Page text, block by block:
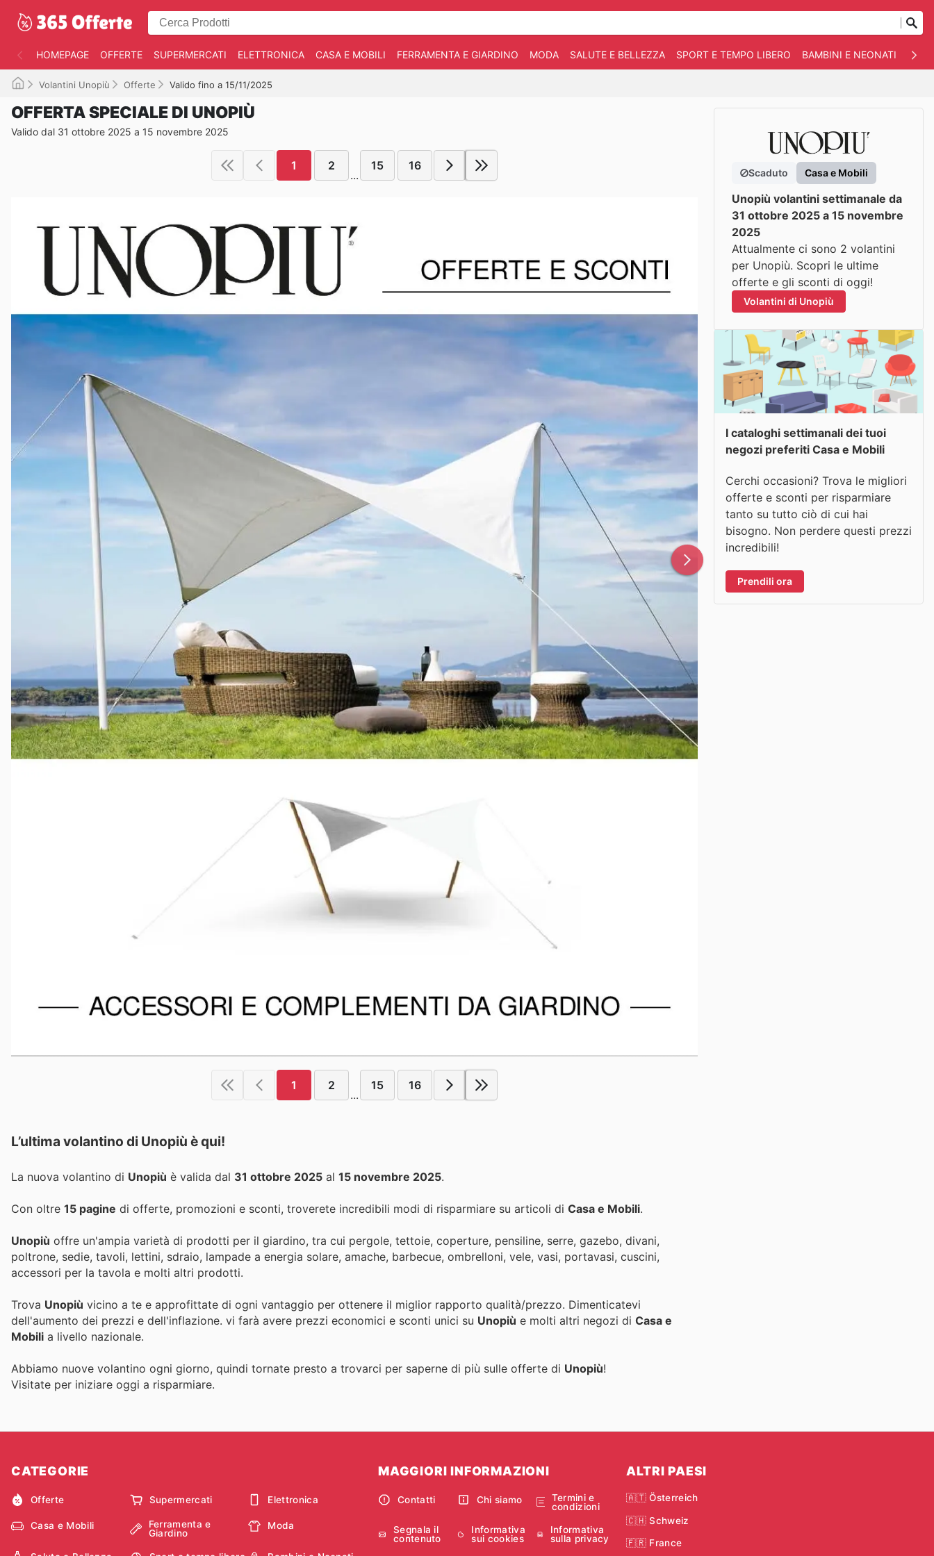
HOMEPAGE OFFERTE SUPERMERCATI ELETTRONICA CASA E MOBILI FERRAMENTA E GIARDINO MODA SALUTE E BELLEZZA SPORT E TEMPO LIBERO BAMBINI E NEONATI
Volantini Unopiù Offerte Valido fino a 15/11/2025
OFFERTA SPECIALE DI UNOPIÙ
Valido dal 31 ottobre 2025 a 15 novembre 2025
1 2
...
15 16
1 2
...
15 16
L’ultima volantino di Unopiù è qui!
La nuova volantino di Unopiù è valida dal 31 ottobre 2025 al 15 novembre 2025.
Con oltre 15 pagine di offerte, promozioni e sconti, troverete incredibili modi di risparmiare su articoli di Casa e Mobili.
Unopiù offre un'ampia varietà di prodotti per il giardino, tra cui pergole, tettoie, coperture, pensiline, serre, gazebo, divani,
poltrone, sedie, tavoli, lettini, sdraio, lampade a energia solare, amache, barbecue, ombrelloni, vele, vasi, portavasi, cuscini,
accessori per la tavola e molti altri prodotti.
Trova Unopiù vicino a te e approfittate di ogni vantaggio per ottenere il miglior rapporto qualità/prezzo. Dimenticatevi
dell'aumento dei prezzi e dell'inflazione. vi farà avere prezzi economici e sconti unici su Unopiù e molti altri negozi di Casa e
Mobili a livello nazionale.
Abbiamo nuove volantino ogni giorno, quindi tornate presto a trovarci per saperne di più sulle offerte di Unopiù!
Visitate per iniziare oggi a risparmiare.
Scaduto Casa e Mobili
Unopiù volantini settimanale da
31 ottobre 2025 a 15 novembre
2025
Attualmente ci sono 2 volantini
per Unopiù. Scopri le ultime
offerte e gli sconti di oggi!
Volantini di Unopiù
I cataloghi settimanali dei tuoi
negozi preferiti Casa e Mobili
Cerchi occasioni? Trova le migliori
offerte e sconti per risparmiare
tanto su tutto ciò di cui hai
bisogno. Non perdere questi prezzi
incredibili!
Prendili ora
CATEGORIE
Offerte Supermercati Elettronica
Casa e Mobili
Ferramenta e
Giardino
Moda
MAGGIORI INFORMAZIONI
Contatti Chi siamo
Termini e
condizioni
Segnala il
contenuto
Informativa
sui cookies
Informativa
sulla privacy
ALTRI PAESI
🇦🇹 Österreich
🇨🇭 Schweiz
🇫🇷 France